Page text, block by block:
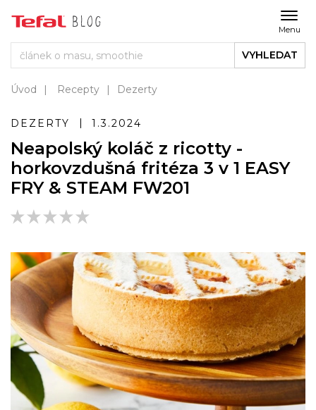
Menu
VYHLEDAT
Úvod Recepty Dezerty
DEZERTY 1.3.2024
Neapolský koláč z ricotty -
horkovzdušná fritéza 3 v 1 EASY
FRY & STEAM FW201